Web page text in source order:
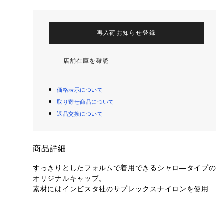
再入荷お知らせ登録
店舗在庫を確認
価格表示について
取り寄せ商品について
返品交換について
商品詳細
すっきりとしたフォルムで着用できるシャロ―タイプの
オリジナルキャップ。
素材にはインビスタ社のサプレックスナイロンを使用。